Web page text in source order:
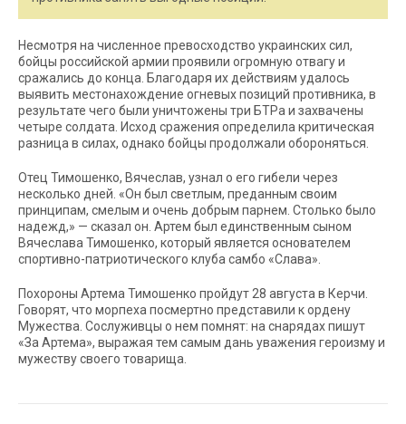
Несмотря на численное превосходство украинских сил,
бойцы российской армии проявили огромную отвагу и
сражались до конца. Благодаря их действиям удалось
выявить местонахождение огневых позиций противника, в
результате чего были уничтожены три БТРа и захвачены
четыре солдата. Исход сражения определила критическая
разница в силах, однако бойцы продолжали обороняться.
Отец Тимошенко, Вячеслав, узнал о его гибели через
несколько дней. «Он был светлым, преданным своим
принципам, смелым и очень добрым парнем. Столько было
надежд,» — сказал он. Артем был единственным сыном
Вячеслава Тимошенко, который является основателем
спортивно-патриотического клуба самбо «Слава».
Похороны Артема Тимошенко пройдут 28 августа в Керчи.
Говорят, что морпеха посмертно представили к ордену
Мужества. Сослуживцы о нем помнят: на снарядах пишут
«За Артема», выражая тем самым дань уважения героизму и
мужеству своего товарища.